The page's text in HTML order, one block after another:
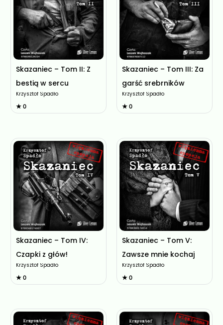
Skazaniec – Tom II: Z
bestią w sercu
Krzysztof Spadło
★ 0
Skazaniec – Tom III: Za
garść srebrników
Krzysztof Spadło
★ 0
Skazaniec – Tom IV:
Czapki z głów!
Krzysztof Spadło
★ 0
Skazaniec – Tom V:
Zawsze mnie kochaj
Krzysztof Spadło
★ 0